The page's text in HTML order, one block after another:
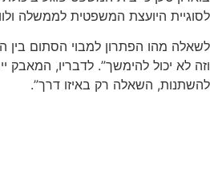
לסוגיית היועצת המשפטית לממשלה
לשאלה מהו הפתרון למבוי הסתום בין
וזה לא יכול להימשך”. לדבריו,
להשתנות, השאלה רק באיזו דרך”.